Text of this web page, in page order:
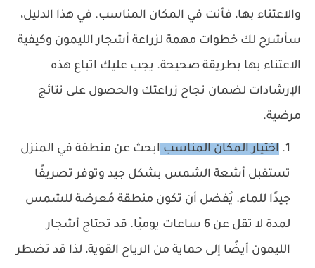
والاعتناء بها، فأنت في المكان المناسب. في هذا الدليل،
سأشرح لك خطوات مهمة لزراعة أشجار الليمون وكيفية
الاعتناء بها بطريقة صحيحة. يجب عليك اتباع هذه
الإرشادات لضمان نجاح زراعتك والحصول على نتائج
مرضية.
اختيار المكان المناسب ابحث عن منطقة في المنزل
تستقبل أشعة الشمس بشكل جيد وتوفر تصريفًا
جيدًا للماء. يُفضل أن تكون منطقة مُعرضة للشمس
لمدة لا تقل عن 6 ساعات يوميًا. قد تحتاج أشجار
الليمون أيضًا إلى حماية من الرياح القوية، لذا قد تضطر